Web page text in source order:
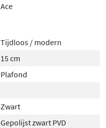
Ace
Tijdloos / modern
15 cm
Plafond
Zwart
Gepolijst zwart PVD